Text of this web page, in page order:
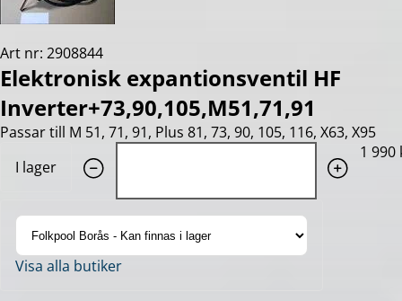
Art nr: 2908844
Elektronisk expantionsventil HF
Inverter+73,90,105,M51,71,91
Passar till M 51, 71, 91, Plus 81, 73, 90, 105, 116, X63, X95
I lager
1 990
Visa alla butiker